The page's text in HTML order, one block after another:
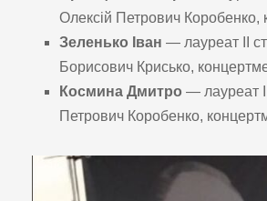
Олексій Петрович
Зеленько Іван — лауреат ІІ
Борисович Крисько,
Космина Дмитро — лауреат
Петрович Коробенко,